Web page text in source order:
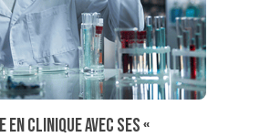
clinique avec ses «